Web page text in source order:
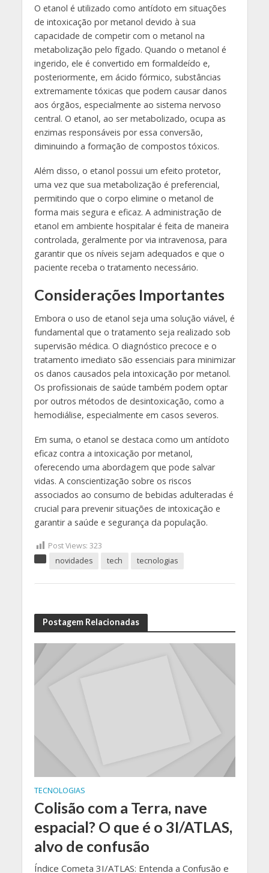
O etanol é utilizado como antídoto em situações
de intoxicação por metanol devido à sua
capacidade de competir com o metanol na
metabolização pelo fígado. Quando o metanol é
ingerido, ele é convertido em formaldeído e,
posteriormente, em ácido fórmico, substâncias
extremamente tóxicas que podem causar danos
aos órgãos, especialmente ao sistema nervoso
central. O etanol, ao ser metabolizado, ocupa as
enzimas responsáveis por essa conversão,
diminuindo a formação de compostos tóxicos.
Além disso, o etanol possui um efeito protetor,
uma vez que sua metabolização é preferencial,
permitindo que o corpo elimine o metanol de
forma mais segura e eficaz. A administração de
etanol em ambiente hospitalar é feita de maneira
controlada, geralmente por via intravenosa, para
garantir que os níveis sejam adequados e que o
paciente receba o tratamento necessário.
Considerações Importantes
Embora o uso de etanol seja uma solução viável, é
fundamental que o tratamento seja realizado sob
supervisão médica. O diagnóstico precoce e o
tratamento imediato são essenciais para minimizar
os danos causados pela intoxicação por metanol.
Os profissionais de saúde também podem optar
por outros métodos de desintoxicação, como a
hemodiálise, especialmente em casos severos.
Em suma, o etanol se destaca como um antídoto
eficaz contra a intoxicação por metanol,
oferecendo uma abordagem que pode salvar
vidas. A conscientização sobre os riscos
associados ao consumo de bebidas adulteradas é
crucial para prevenir situações de intoxicação e
garantir a saúde e segurança da população.
Post Views: 323
novidades
tech tecnologias
Postagem Relacionadas
TECNOLOGIAS
Colisão com a Terra, nave
espacial? O que é o 3I/ATLAS,
alvo de confusão
Índice Cometa 3I/ATLAS: Entenda a Confusão e